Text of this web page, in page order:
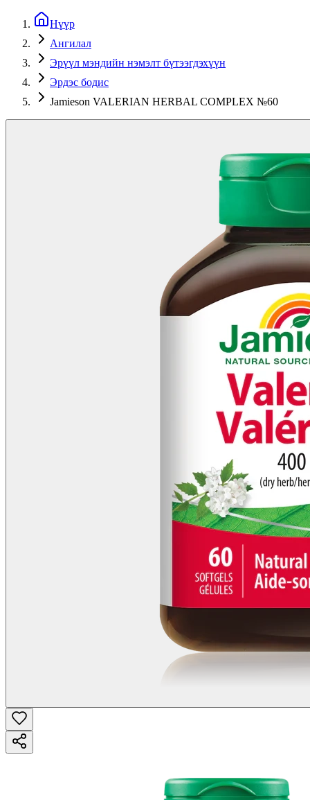
Нүүр
Ангилал
Эрүүл мэндийн нэмэлт бүтээгдэхүүн
Эрдэс бодис
Jamieson VALERIAN HERBAL COMPLEX №60